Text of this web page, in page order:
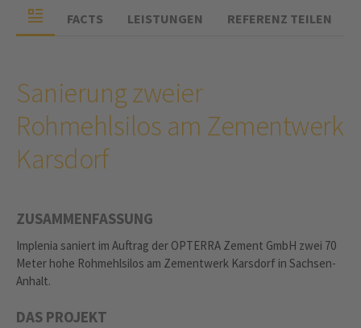
FACTS LEISTUNGEN REFERENZ TEILEN
Sanierung zweier
Rohmehlsilos am Zementwerk
Karsdorf
ZUSAMMENFASSUNG
Implenia saniert im Auftrag der OPTERRA Zement GmbH zwei 70
Meter hohe Rohmehlsilos am Zementwerk Karsdorf in Sachsen-
Anhalt.
DAS PROJEKT